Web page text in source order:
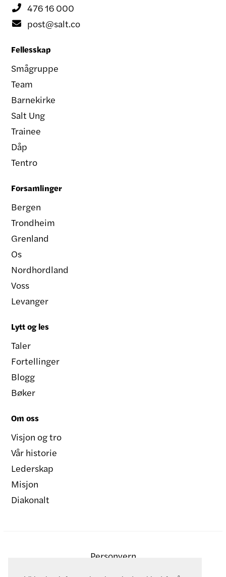
 476 16 000
 post@salt.co
Fellesskap
Smågruppe
Team
Barnekirke
Salt Ung
Trainee
Dåp
Tentro
Forsamlinger
Bergen
Trondheim
Grenland
Os
Nordhordland
Voss
Levanger
Lytt og les
Taler
Fortellinger
Blogg
Bøker
Om oss
Visjon og tro
Vår historie
Lederskap
Misjon
Diakonalt
Personvern